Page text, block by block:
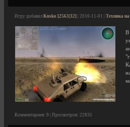
Игру добавил Kusko [2563|32] | 2010-11-01 | Техника на
В
Комментариев: 9 | Просмотров: 22835